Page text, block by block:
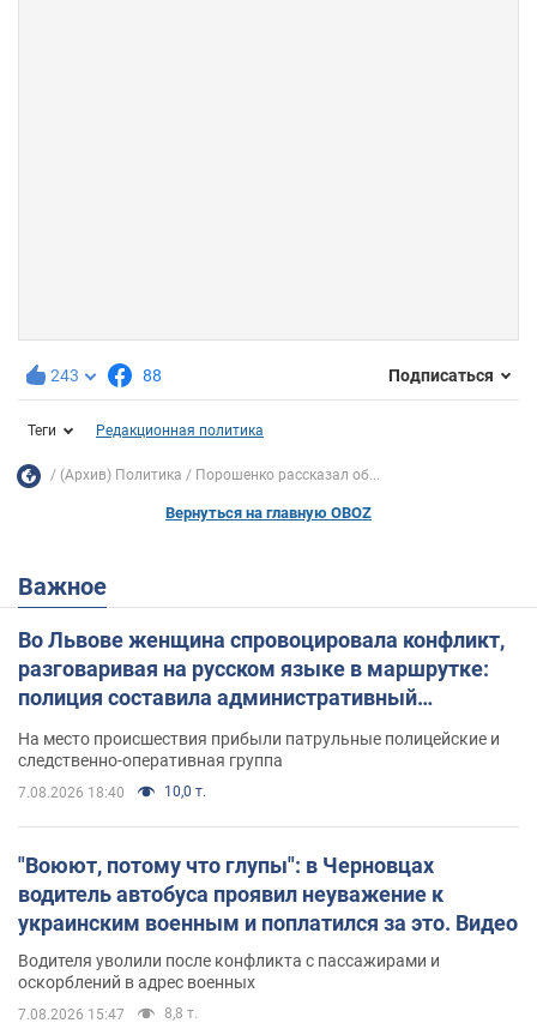
243 88 Подписаться
Теги Редакционная политика
(Архив) Политика Порошенко рассказал об...
Вернуться на главную OBOZ
Важное
Во Львове женщина спровоцировала конфликт,
разговаривая на русском языке в маршрутке:
полиция составила административный
На место происшествия прибыли патрульные полицейские и
следственно-оперативная группа
7.08.2026 18:40 10,0 т.
"Воюют, потому что глупы": в Черновцах
водитель автобуса проявил неуважение к
украинским военным и поплатился за это. Видео
Водителя уволили после конфликта с пассажирами и
оскорблений в адрес военных
7.08.2026 15:47 8,8 т.